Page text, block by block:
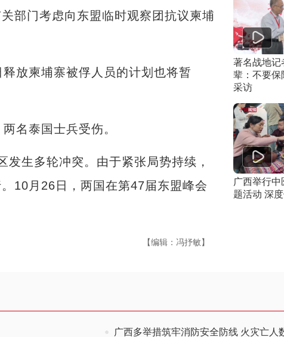
部门考虑向东盟临时观察团抗议柬埔
放柬埔寨被俘人员的计划也将暂
名泰国士兵受伤。
生多轮冲突。由于紧张局势持续，
10月26日，两国在第47届东盟峰会
【编辑：冯抒敏】
著名战地记
辈：不要保
采访
广西举行
题活动 深
广西多举措筑牢消防安全防线 火灾亡人